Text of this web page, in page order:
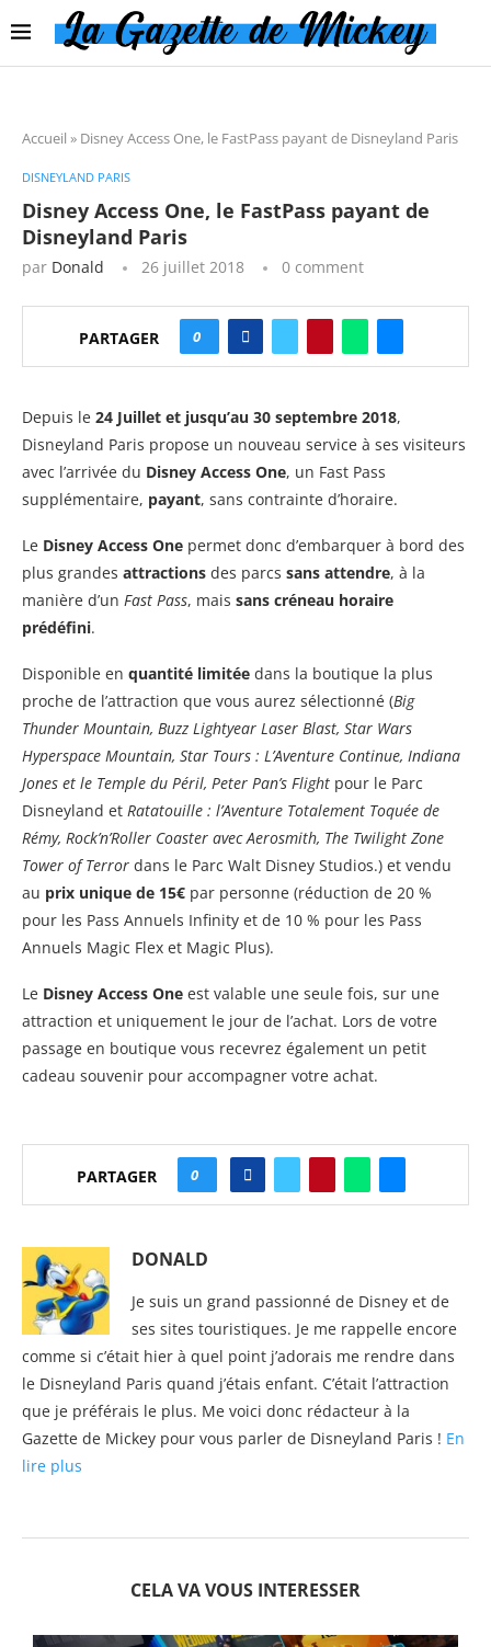
Accueil » Disney Access One, le FastPass payant de Disneyland Paris
DISNEYLAND PARIS
Disney Access One, le FastPass payant de
Disneyland Paris
par Donald 26 juillet 2018 0 comment
PARTAGER 0
Depuis le 24 Juillet et jusqu’au 30 septembre 2018,
Disneyland Paris propose un nouveau service à ses visiteurs
avec l’arrivée du Disney Access One, un Fast Pass
supplémentaire, payant, sans contrainte d’horaire.
Le Disney Access One permet donc d’embarquer à bord des
plus grandes attractions des parcs sans attendre, à la
manière d’un Fast Pass, mais sans créneau horaire
prédéfini.
Disponible en quantité limitée dans la boutique la plus
proche de l’attraction que vous aurez sélectionné (Big
Thunder Mountain, Buzz Lightyear Laser Blast, Star Wars
Hyperspace Mountain, Star Tours : L’Aventure Continue, Indiana
Jones et le Temple du Péril, Peter Pan’s Flight pour le Parc
Disneyland et Ratatouille : l’Aventure Totalement Toquée de
Rémy, Rock’n’Roller Coaster avec Aerosmith, The Twilight Zone
Tower of Terror dans le Parc Walt Disney Studios.) et vendu
au prix unique de 15€ par personne (réduction de 20 %
pour les Pass Annuels Infinity et de 10 % pour les Pass
Annuels Magic Flex et Magic Plus).
Le Disney Access One est valable une seule fois, sur une
attraction et uniquement le jour de l’achat. Lors de votre
passage en boutique vous recevrez également un petit
cadeau souvenir pour accompagner votre achat.
PARTAGER 0
DONALD
Je suis un grand passionné de Disney et de
ses sites touristiques. Je me rappelle encore
comme si c’était hier à quel point j’adorais me rendre dans
le Disneyland Paris quand j’étais enfant. C’était l’attraction
que je préférais le plus. Me voici donc rédacteur à la
Gazette de Mickey pour vous parler de Disneyland Paris ! En
lire plus
CELA VA VOUS INTERESSER